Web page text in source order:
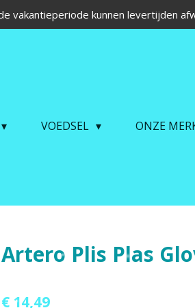
vakantieperiode kunnen levertijden
VOEDSEL ONZE
Artero Plis Plas
€ 14,49